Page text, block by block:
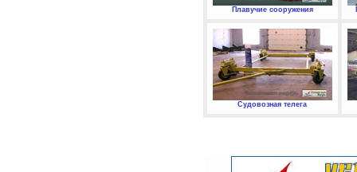
Плавучие сооружения
Судовозная телега